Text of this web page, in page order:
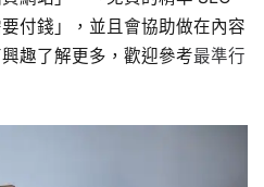
付錢」，並且會協助做在內容
趣了解更多，歡迎參考最準行